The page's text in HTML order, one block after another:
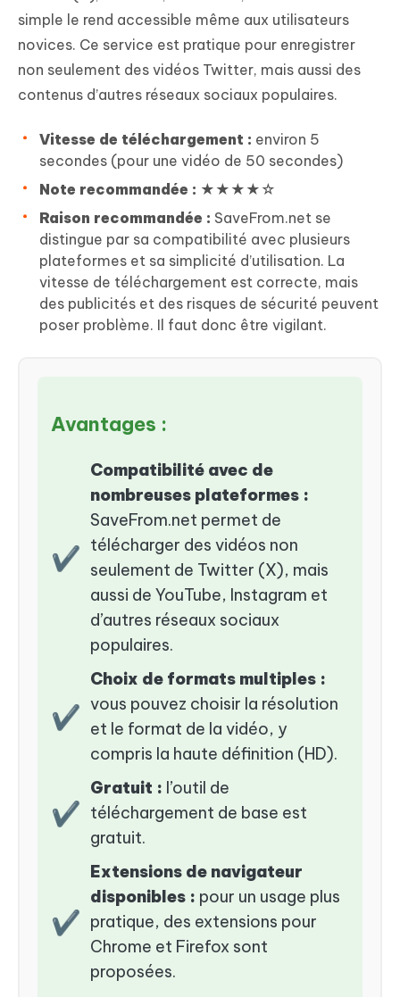
simple le rend accessible même aux utilisateurs
novices. Ce service est pratique pour enregistrer
non seulement des vidéos Twitter, mais aussi des
contenus d’autres réseaux sociaux populaires.
Vitesse de téléchargement : environ 5
secondes (pour une vidéo de 50 secondes)
Note recommandée : ★★★★☆
Raison recommandée : SaveFrom.net se
distingue par sa compatibilité avec plusieurs
plateformes et sa simplicité d’utilisation. La
vitesse de téléchargement est correcte, mais
des publicités et des risques de sécurité peuvent
poser problème. Il faut donc être vigilant.
Avantages :
✔
Compatibilité avec de
nombreuses plateformes :
SaveFrom.net permet de
télécharger des vidéos non
seulement de Twitter (X), mais
aussi de YouTube, Instagram et
d’autres réseaux sociaux
populaires.
✔
Choix de formats multiples :
vous pouvez choisir la résolution
et le format de la vidéo, y
compris la haute définition (HD).
✔
Gratuit : l’outil de
téléchargement de base est
gratuit.
✔
Extensions de navigateur
disponibles : pour un usage plus
pratique, des extensions pour
Chrome et Firefox sont
proposées.